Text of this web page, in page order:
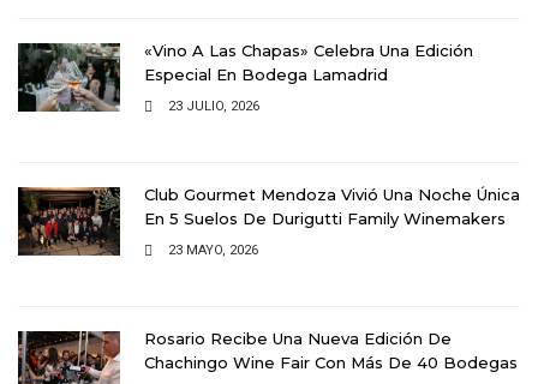
«Vino A Las Chapas» Celebra Una Edición
Especial En Bodega Lamadrid
23 JULIO, 2026
Club Gourmet Mendoza Vivió Una Noche Única
En 5 Suelos De Durigutti Family Winemakers
23 MAYO, 2026
Rosario Recibe Una Nueva Edición De
Chachingo Wine Fair Con Más De 40 Bodegas